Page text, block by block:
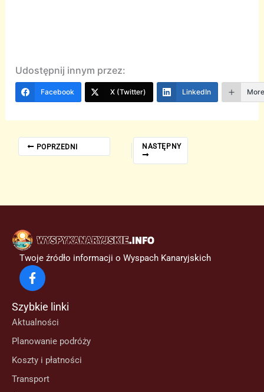
Udostępnij innym przez:
Facebook X (Twitter) LinkedIn
POPRZEDNI NASTĘPNY
Twoje źródło informacji o Wyspach Kanaryjskich
Szybkie linki
Aktualności
Planowanie podróży
Koszty i płatności
Transport